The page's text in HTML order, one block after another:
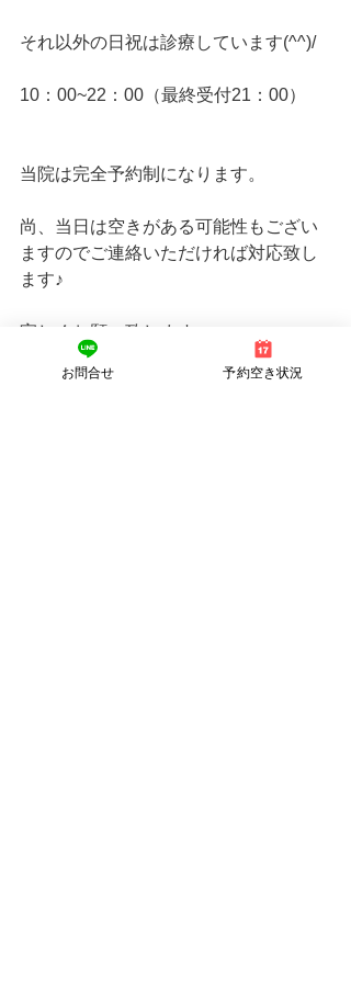
それ以外の日祝は診療しています(^^)/
10：00~22：00（最終受付21：00）
当院は完全予約制になります。
尚、当日は空きがある可能性もござい
ますのでご連絡いただければ対応致し
ます♪
宜しくお願い致します。
お問合せ 予約空き状況